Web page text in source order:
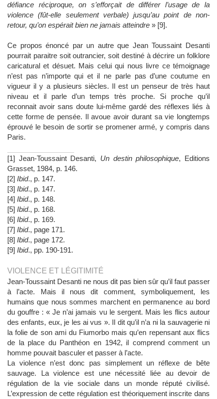
défiance réciproque, on s’efforçait de différer l’usage de la
violence (fût-elle seulement verbale) jusqu’au point de non-
retour, qu’on espérait bien ne jamais atteindre » [9].
Ce propos énoncé par un autre que Jean Toussaint Desanti
pourrait paraitre soit outrancier, soit destiné à décrire un folklore
caricatural et désuet. Mais celui qui nous livre ce témoignage
n’est pas n’importe qui et il ne parle pas d’une coutume en
vigueur il y a plusieurs siècles. Il est un penseur de très haut
niveau et il parle d’un temps très proche. Si proche qu’il
reconnait avoir sans doute lui-même gardé des réflexes liés à
cette forme de pensée. Il avoue avoir durant sa vie longtemps
éprouvé le besoin de sortir se promener armé, y compris dans
Paris.
[1] Jean-Toussaint Desanti, Un destin philosophique, Editions
Grasset, 1984, p. 146.
[2] Ibid., p. 147.
[3] Ibid., p. 147.
[4] Ibid., p. 148.
[5] Ibid., p. 168.
[6] Ibid., p. 169.
[7] Ibid., page 171.
[8] Ibid., page 172.
[9] Ibid., pp. 190-191.
VIOLENCE ET LÉGITIMITÉ
Jean-Toussaint Desanti ne nous dit pas bien sûr qu’il faut passer
à l’acte. Mais il nous dit comment, symboliquement, les
humains que nous sommes marchent en permanence au bord
du gouffre : « Je n’ai jamais vu le sergent. Mais les flics autour
des enfants, eux, je les ai vus ». Il dit qu’il n’a ni la sauvagerie ni
la folie de son ami du Fiumorbo mais qu’en repensant aux flics
de la place du Panthéon en 1942, il comprend comment un
homme pouvait basculer et passer à l’acte.
La violence n’est donc pas simplement un réflexe de bête
sauvage. La violence est une nécessité liée au devoir de
régulation de la vie sociale dans un monde réputé civilisé.
L’expression de cette régulation est théoriquement inscrite dans